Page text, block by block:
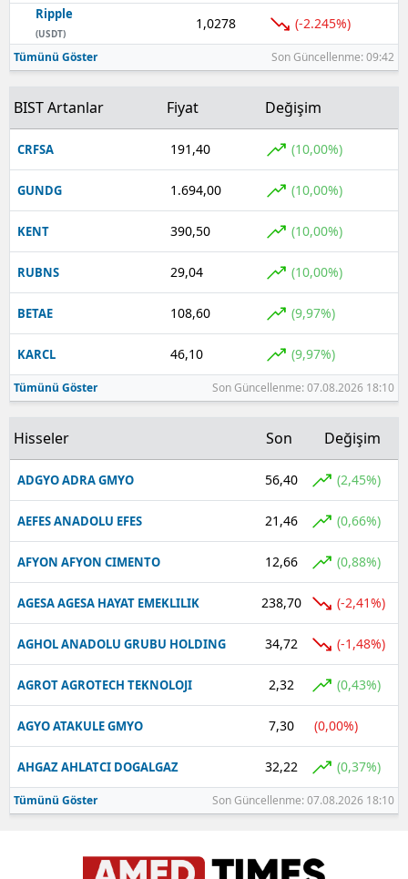
Ripple
(USDT)
1,0278 (-2.245%)
Tümünü Göster Son Güncellenme: 09:42
BIST Artanlar Fiyat Değişim
CRFSA 191,40 (10,00%)
GUNDG 1.694,00 (10,00%)
KENT 390,50 (10,00%)
RUBNS 29,04 (10,00%)
BETAE 108,60 (9,97%)
KARCL 46,10 (9,97%)
Tümünü Göster Son Güncellenme: 07.08.2026 18:10
Hisseler Son Değişim
ADGYO ADRA GMYO 56,40 (2,45%)
AEFES ANADOLU EFES 21,46 (0,66%)
AFYON AFYON CIMENTO 12,66 (0,88%)
AGESA AGESA HAYAT EMEKLILIK 238,70 (-2,41%)
AGHOL ANADOLU GRUBU HOLDING 34,72 (-1,48%)
AGROT AGROTECH TEKNOLOJI 2,32 (0,43%)
AGYO ATAKULE GMYO 7,30 (0,00%)
AHGAZ AHLATCI DOGALGAZ 32,22 (0,37%)
Tümünü Göster Son Güncellenme: 07.08.2026 18:10